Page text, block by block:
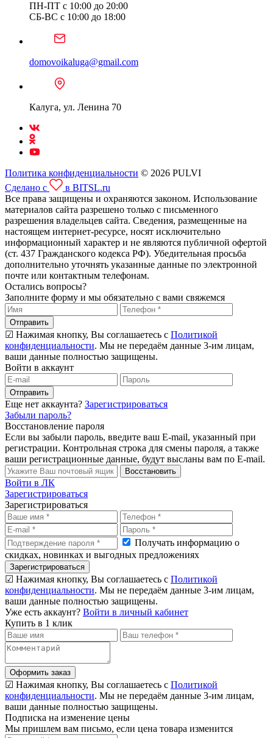
ПН-ПТ с 10:00 до 20:00
СБ-ВС с 10:00 до 18:00
domovoikaluga@gmail.com
Калуга, ул. Ленина 70
Политика конфиденциальности © 2026 PULVI
Сделано с
в BITSL.ru
Все права защищены и охраняются законом. Использование
материалов сайта разрешено только с письменного
разрешения владельцев сайта. Сведения, размещенные на
настоящем интернет-ресурсе, носят исключительно
информационный характер и не являются публичной офертой
(ст. 437 Гражданского кодекса РФ). Убедительная просьба
дополнительно уточнять указанные данные по электронной
почте или контактным телефонам.
Остались вопросы?
Заполните форму и мы обязательно с вами свяжемся
Отправить
☑ Нажимая кнопку, Вы соглашаетесь с Политикой
конфиденциальности. Мы не передаём данные 3-им лицам,
ваши данные полностью защищены.
Войти в аккаунт
Отправить
Еще нет аккаунта? Зарегистрироваться
Забыли пароль?
Восстановление пароля
Если вы забыли пароль, введите ваш E-mail, указанный при
регистрации. Контрольная строка для смены пароля, а также
ваши регистрационные данные, будут высланы вам по E-mail.
Восстановить
Войти в ЛК
Зарегистрироваться
Зарегистрироваться
Получать информацию о
скидках, новинках и выгодных предложениях
Зарегистрироваться
☑ Нажимая кнопку, Вы соглашаетесь с Политикой
конфиденциальности. Мы не передаём данные 3-им лицам,
ваши данные полностью защищены.
Уже есть аккаунт? Войти в личный кабинет
Купить в 1 клик
Оформить заказ
☑ Нажимая кнопку, Вы соглашаетесь с Политикой
конфиденциальности. Мы не передаём данные 3-им лицам,
ваши данные полностью защищены.
Подписка на изменение цены
Мы пришлем вам письмо, если цена товара изменится